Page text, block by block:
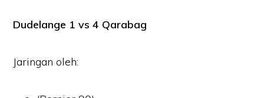
Dudelange 1 vs 4 Qarabag
Jaringan oleh: